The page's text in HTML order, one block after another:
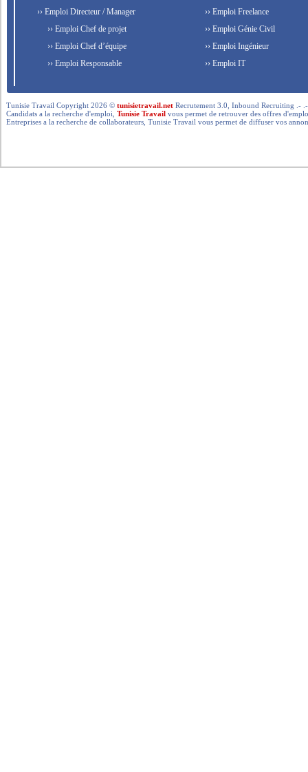
›› Emploi Directeur / Manager
›› Emploi Chef de projet
›› Emploi Chef d’équipe
›› Emploi Responsable
›› Emploi Freelance
›› Emploi Génie Civil
›› Emploi Ingénieur
›› Emploi IT
Tunisie Travail Copyright 2026 ©tunisietravail.net Recrutement 3.0, Inbound Recruiting .-
Candidats a la recherche d'emploi,Tunisie Travail vous permet de retrouver des offres
Entreprises a la recherche de collaborateurs, Tunisie Travail vous permet de diffuser vos